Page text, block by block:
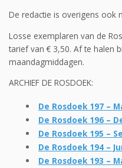
De redactie is overigens ook
Losse exemplaren van de
tarief van € 3,50. Af te halen
maandagmiddagen.
ARCHIEF DE ROSDOEK:
De Rosdoek 197 –
De Rosdoek 196 –
De Rosdoek 195 –
De Rosdoek 194 –
De Rosdoek 193 –